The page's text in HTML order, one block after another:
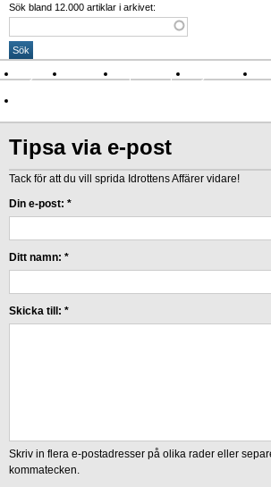
Sök bland 12.000 artiklar i arkivet:
Nyheter Krönikor Sport & spel Nyhetsbrev
Tipsa via e-post
Tack för att du vill sprida Idrottens Affärer vidare!
Din e-post: *
Ditt namn: *
Skicka till: *
Skriv in flera e-postadresser på olika rader eller
kommatecken.